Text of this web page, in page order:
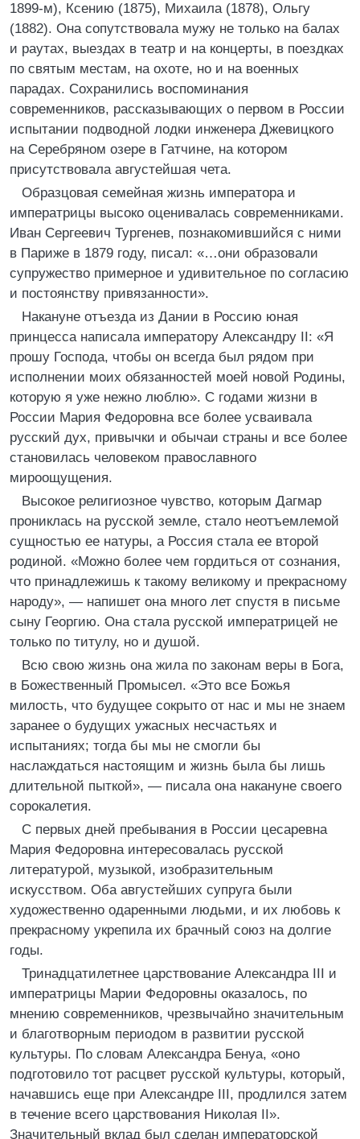
1899-м), Ксению (1875), Михаила (1878), Ольгу
(1882). Она сопутствовала мужу не только на балах
и раутах, выездах в театр и на концерты, в поездках
по святым местам, на охоте, но и на военных
парадах. Сохранились воспоминания
современников, рассказывающих о первом в России
испытании подводной лодки инженера Джевицкого
на Серебряном озере в Гатчине, на котором
присутствовала августейшая чета.
Образцовая семейная жизнь императора и
императрицы высоко оценивалась современниками.
Иван Сергеевич Тургенев, познакомившийся с ними
в Париже в 1879 году, писал: «…они образовали
супружество примерное и удивительное по согласию
и постоянству привязанности».
Накануне отъезда из Дании в Россию юная
принцесса написала императору Александру II: «Я
прошу Господа, чтобы он всегда был рядом при
исполнении моих обязанностей моей новой Родины,
которую я уже нежно люблю». С годами жизни в
России Мария Федоровна все более усваивала
русский дух, привычки и обычаи страны и все более
становилась человеком православного
мироощущения.
Высокое религиозное чувство, которым Дагмар
прониклась на русской земле, стало неотъемлемой
сущностью ее натуры, а Россия стала ее второй
родиной. «Можно более чем гордиться от сознания,
что принадлежишь к такому великому и прекрасному
народу», — напишет она много лет спустя в письме
сыну Георгию. Она стала русской императрицей не
только по титулу, но и душой.
Всю свою жизнь она жила по законам веры в Бога,
в Божественный Промысел. «Это все Божья
милость, что будущее сокрыто от нас и мы не знаем
заранее о будущих ужасных несчастьях и
испытаниях; тогда бы мы не смогли бы
наслаждаться настоящим и жизнь была бы лишь
длительной пыткой», — писала она накануне своего
сорокалетия.
С первых дней пребывания в России цесаревна
Мария Федоровна интересовалась русской
литературой, музыкой, изобразительным
искусством. Оба августейших супруга были
художественно одаренными людьми, и их любовь к
прекрасному укрепила их брачный союз на долгие
годы.
Тринадцатилетнее царствование Александра III и
императрицы Марии Федоровны оказалось, по
мнению современников, чрезвычайно значительным
и благотворным периодом в развитии русской
культуры. По словам Александра Бенуа, «оно
подготовило тот расцвет русской культуры, который,
начавшись еще при Александре III, продлился затем
в течение всего царствования Николая II».
Значительный вклад был сделан императорской